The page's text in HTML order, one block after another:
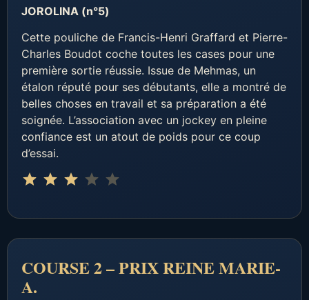
JOROLINA (n°5)
Cette pouliche de Francis-Henri Graffard et Pierre-
Charles Boudot coche toutes les cases pour une
première sortie réussie. Issue de Mehmas, un
étalon réputé pour ses débutants, elle a montré de
belles choses en travail et sa préparation a été
soignée. L’association avec un jockey en pleine
confiance est un atout de poids pour ce coup
d’essai.
⭐⭐⭐
COURSE 2 – PRIX REINE MARIE-
A.